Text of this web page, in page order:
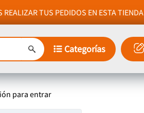
REALIZAR TUS PEDIDOS EN ESTA TIENDA
Categorías
para entrar